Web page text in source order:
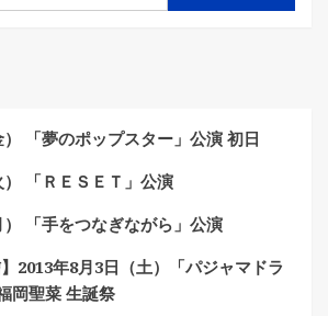
「夢のポップスター」公演 初日
「ＲＥＳＥＴ」公演
「手をつなぎながら」公演
2013年8月3日（土）「パジャマドラ
岡聖菜 生誕祭